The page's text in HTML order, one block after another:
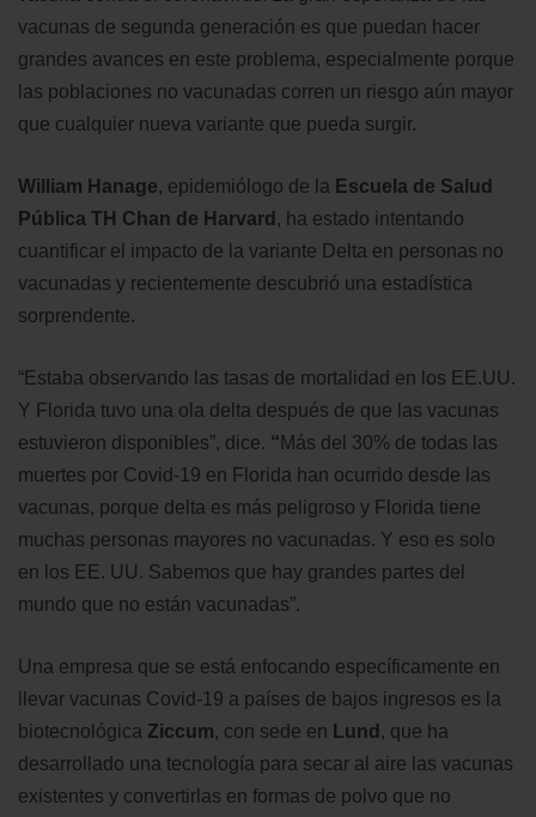
vacunas de segunda generación es que puedan hacer
grandes avances en este problema, especialmente porque
las poblaciones no vacunadas corren un riesgo aún mayor
que cualquier nueva variante que pueda surgir.
William Hanage, epidemiólogo de la Escuela de Salud
Pública TH Chan de Harvard , ha estado intentando
cuantificar el impacto de la variante Delta en personas no
vacunadas y recientemente descubrió una estadística
sorprendente.
“Estaba observando las tasas de mortalidad en los EE.UU.
Y Florida tuvo una ola delta después de que las vacunas
estuvieron disponibles”, dice. “ Más del 30% de todas las
muertes por Covid-19 en Florida han ocurrido desde las
vacunas, porque delta es más peligroso y Florida tiene
muchas personas mayores no vacunadas. Y eso es solo
en los EE. UU. Sabemos que hay grandes partes del
mundo que no están vacunadas”.
Una empresa que se está enfocando específicamente en
llevar vacunas Covid-19 a países de bajos ingresos es la
biotecnológica Ziccum, con sede en Lund , que ha
desarrollado una tecnología para secar al aire las vacunas
existentes y convertirlas en formas de polvo que no